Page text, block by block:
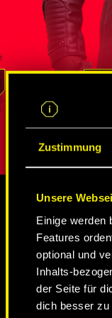
Zustimmung
Unsere
Einige werden
Features
optional und
Inhalts-
der Seite für
dich besser
– in
je
hat. Niemand
zahlreiche
und Netrunnern
Orte
sein